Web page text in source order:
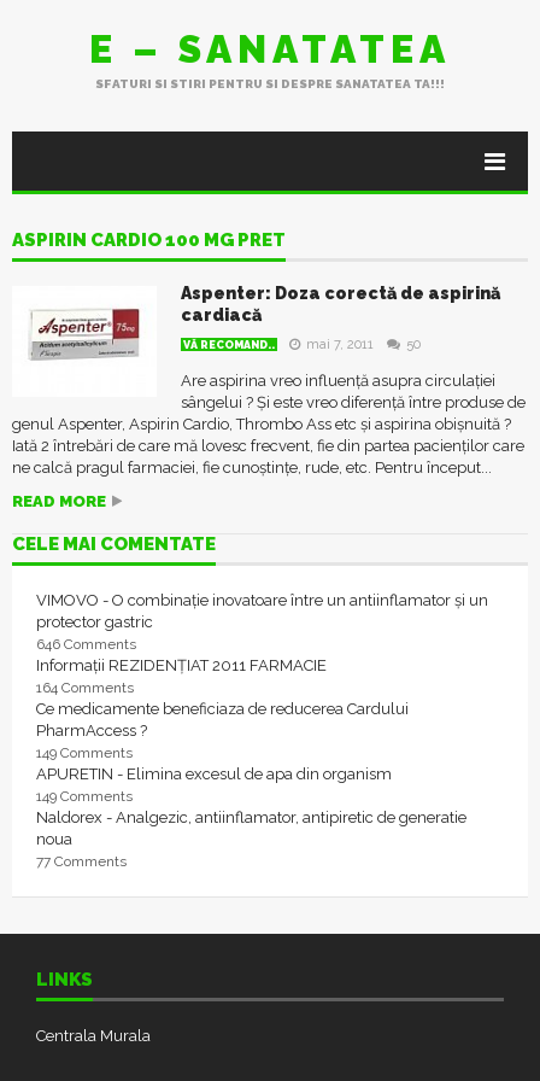
E – SANATATEA
SFATURI SI STIRI PENTRU SI DESPRE SANATATEA TA!!!
ASPIRIN CARDIO 100 MG PRET
Aspenter: Doza corectă de aspirină
cardiacă
VĂ RECOMAND.. mai 7, 2011 50
Are aspirina vreo influență asupra circulației
sângelui ? Și este vreo diferență între produse de
genul Aspenter, Aspirin Cardio, Thrombo Ass etc și aspirina obișnuită ?
Iată 2 întrebări de care mă lovesc frecvent, fie din partea pacienților care
ne calcă pragul farmaciei, fie cunoștințe, rude, etc. Pentru început...
READ MORE
CELE MAI COMENTATE
VIMOVO - O combinație inovatoare între un antiinflamator și un
protector gastric
646 Comments
Informații REZIDENȚIAT 2011 FARMACIE
164 Comments
Ce medicamente beneficiaza de reducerea Cardului
PharmAccess ?
149 Comments
APURETIN - Elimina excesul de apa din organism
149 Comments
Naldorex - Analgezic, antiinflamator, antipiretic de generatie
noua
77 Comments
LINKS
Centrala Murala